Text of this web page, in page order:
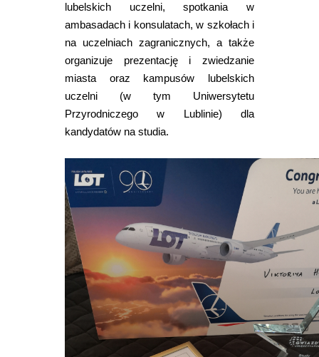
lubelskich uczelni, spotkania w
ambasadach i konsulatach, w szkołach i
na uczelniach zagranicznych, a także
organizuje prezentację i zwiedzanie
miasta oraz kampusów lubelskich
uczelni (w tym Uniwersytetu
Przyrodniczego w Lublinie) dla
kandydatów na studia.